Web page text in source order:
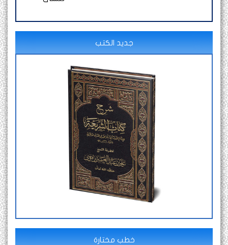
جديد الكتب
خطب مختارة